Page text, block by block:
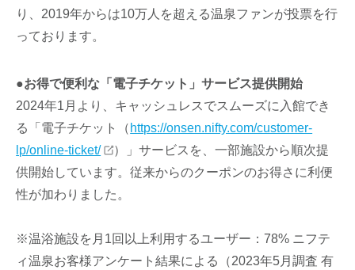
り、2019年からは10万人を超える温泉ファンが投票を行
っております。
●お得で便利な「電子チケット」サービス提供開始
2024年1月より、キャッシュレスでスムーズに入館でき
る「電子チケット（ https://onsen.nifty.com/customer-
lp/online-ticket/
）」サービスを、一部施設から順次提
供開始しています。従来からのクーポンのお得さに利便
性が加わりました。
※温浴施設を月1回以上利用するユーザー：78% ニフテ
ィ温泉お客様アンケート結果による（2023年5月調査 有